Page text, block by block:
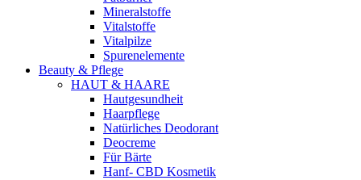
Mineralstoffe
Vitalstoffe
Vitalpilze
Spurenelemente
Beauty & Pflege
HAUT & HAARE
Hautgesundheit
Haarpflege
Natürliches Deodorant
Deocreme
Für Bärte
Hanf- CBD Kosmetik